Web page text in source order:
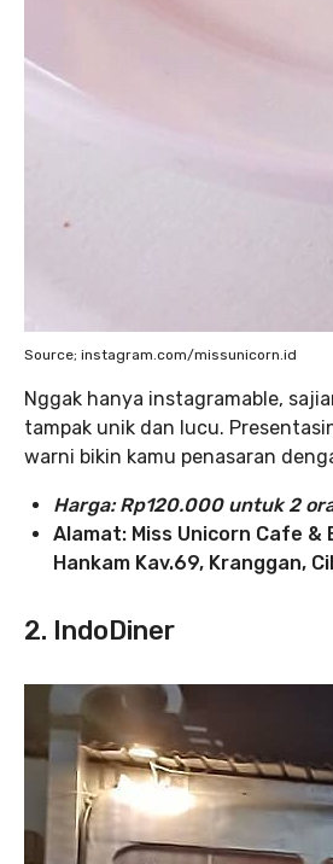
Source; instagram.com/missunicorn.id
Nggak hanya instagramable,
tampak unik dan lucu.
warni bikin kamu penasaran
Harga: Rp120.000 untuk 2
Alamat: Miss Unicorn Cafe &
Hankam Kav.69, Kranggan,
2. IndoDiner